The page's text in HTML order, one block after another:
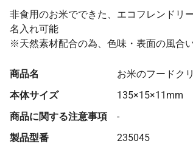
非食用のお米でできた、エコフレンドリ
名入れ可能
※天然素材配合の為、色味・表面の風合
商品名
お米のフードク
本体サイズ
135×15×11mm
商品に関する注意事項
-
製品型番
235045